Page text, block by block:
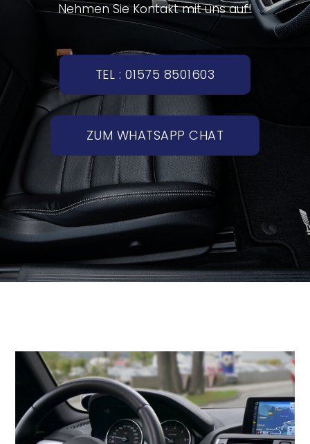
Nehmen Sie Kontakt mit uns auf!
TEL : 01575 8501603
ZUM WHATSAPP CHAT